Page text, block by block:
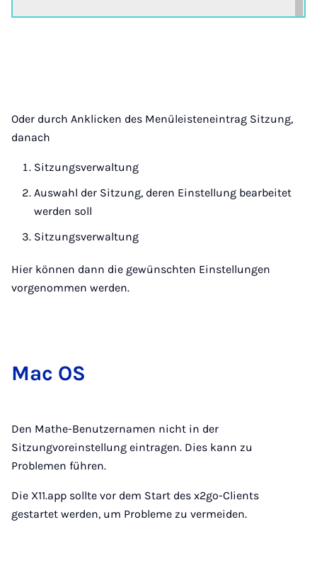
Oder durch Anklicken des Menüleisteneintrag Sitzung,
danach
Sitzungsverwaltung
Auswahl der Sitzung, deren Einstellung bearbeitet
werden soll
Sitzungsverwaltung
Hier können dann die gewünschten Einstellungen
vorgenommen werden.
Mac OS
Den Mathe-Benutzernamen nicht in der
Sitzungvoreinstellung eintragen. Dies kann zu
Problemen führen.
Die X11.app sollte vor dem Start des x2go-Clients
gestartet werden, um Probleme zu vermeiden.